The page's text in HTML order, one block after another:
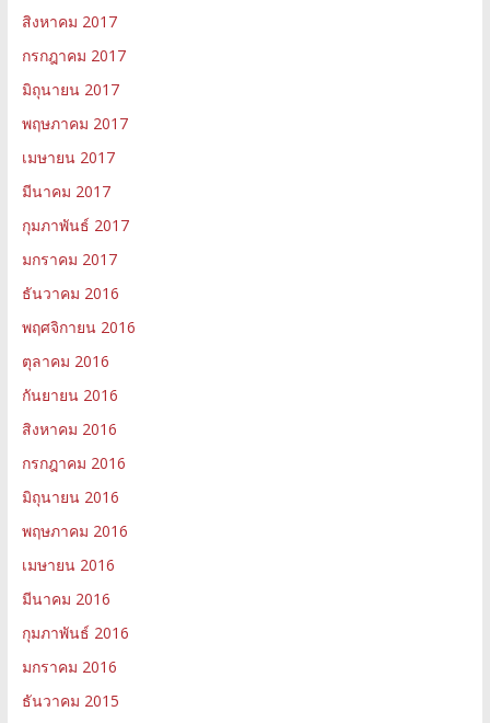
สิงหาคม 2017
กรกฎาคม 2017
มิถุนายน 2017
พฤษภาคม 2017
เมษายน 2017
มีนาคม 2017
กุมภาพันธ์ 2017
มกราคม 2017
ธันวาคม 2016
พฤศจิกายน 2016
ตุลาคม 2016
กันยายน 2016
สิงหาคม 2016
กรกฎาคม 2016
มิถุนายน 2016
พฤษภาคม 2016
เมษายน 2016
มีนาคม 2016
กุมภาพันธ์ 2016
มกราคม 2016
ธันวาคม 2015